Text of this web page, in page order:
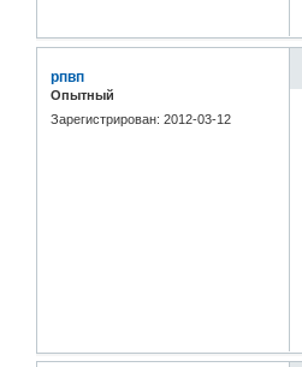
рпвп
Опытный
Зарегистрирован: 2012-03-12